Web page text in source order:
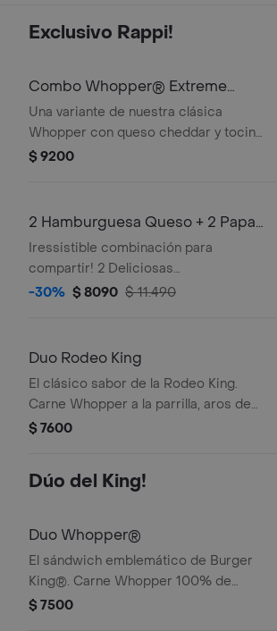
Exclusivo Rappi!
Combo Whopper® Extreme
Rappi!
Una variante de nuestra clásica
Whopper con queso cheddar y tocino
que lleva al placer. ¡Tu combo incluye
$ 9200
2 Hamburguesa Queso + 2 Papas
Grandes
Iressistible combinación para
compartir! 2 Deliciosas
Hamburguesas Queso Jr de 56
-30% $ 8090 $ 11.490
Duo Rodeo King
El clásico sabor de la Rodeo King.
Carne Whopper a la parrilla, aros de
cebolla empanizados, queso y salsa
$ 7600
Dúo del King!
Duo Whopper®
El sándwich emblemático de Burger
King®. Carne Whopper 100% de
vacuno a la parrilla, jugosos tomates,
$ 7500